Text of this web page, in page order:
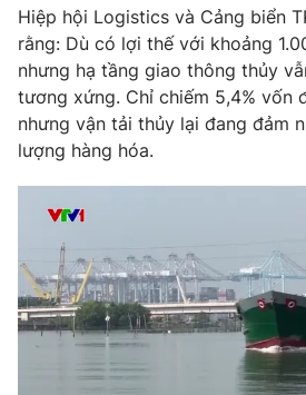
VTV9 VTV8
Liên hệ tòa soạn
THỜI BÁO VTV
Theo dõi báo trên
Hiệp hội Logistics và Cảng biển
rằng: Dù có lợi thế với khoảng
nhưng hạ tầng giao thông thủy
tương xứng. Chỉ chiếm 5,4% vốn
nhưng vận tải thủy lại đang đảm
lượng hàng hóa.